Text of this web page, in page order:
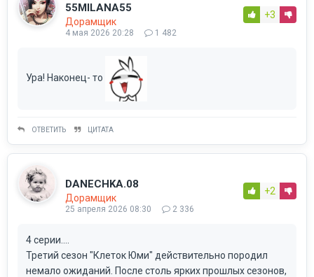
55MILANA55
Дорамщик
4 мая 2026 20:28 1 482
+3
Ура! Наконец- то
ОТВЕТИТЬ ЦИТАТА
DANECHKA.08
Дорамщик
25 апреля 2026 08:30 2 336
+2
4 серии....
Третий сезон "Клеток Юми" действительно породил
немало ожиданий. После столь ярких прошлых сезонов,